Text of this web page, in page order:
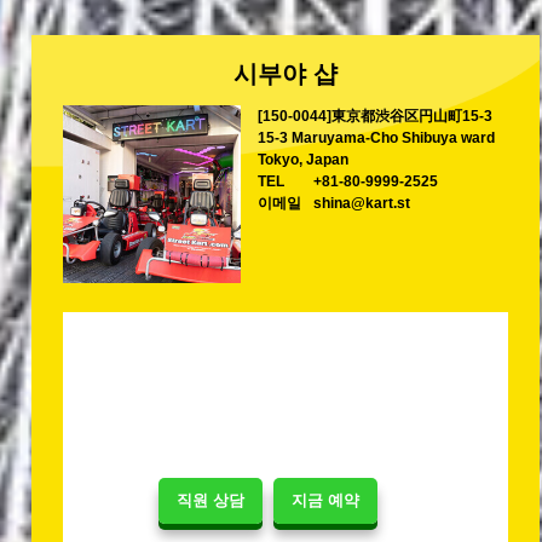
직원 상담 지금 예약
시부야 샵
[150-0044]東京都渋谷区円山町15-3
15-3 Maruyama-Cho Shibuya ward
Tokyo, Japan
TEL
+81-80-9999-2525
이메일
shina@kart.st